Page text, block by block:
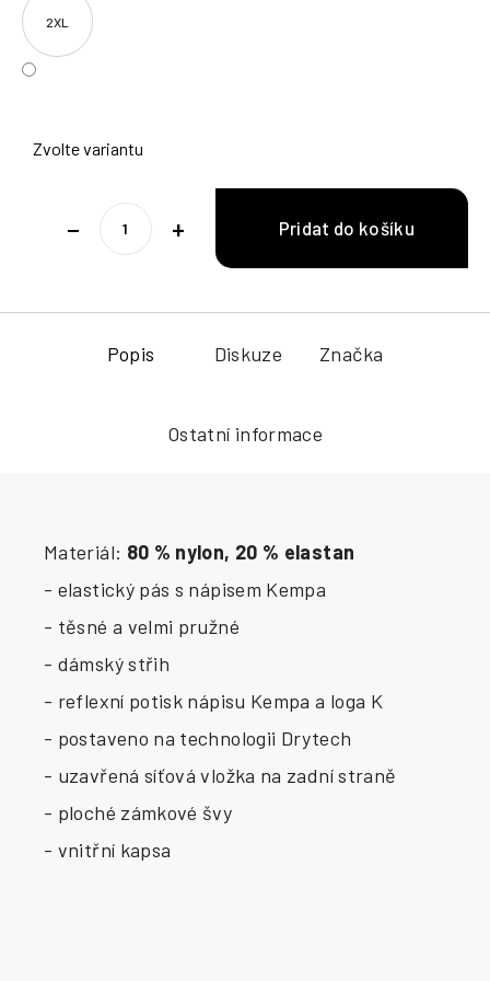
2XL
Zvolte variantu
+
−
Popis Diskuze Značka
Ostatní informace
Materiál: 80 % nylon, 20 % elastan
- elastický pás s nápisem Kempa
- těsné a velmi pružné
- dámský střih
- reflexní potisk nápisu Kempa a loga K
- postaveno na technologii Drytech
- uzavřená síťová vložka na zadní straně
- ploché zámkové švy
- vnitřní kapsa